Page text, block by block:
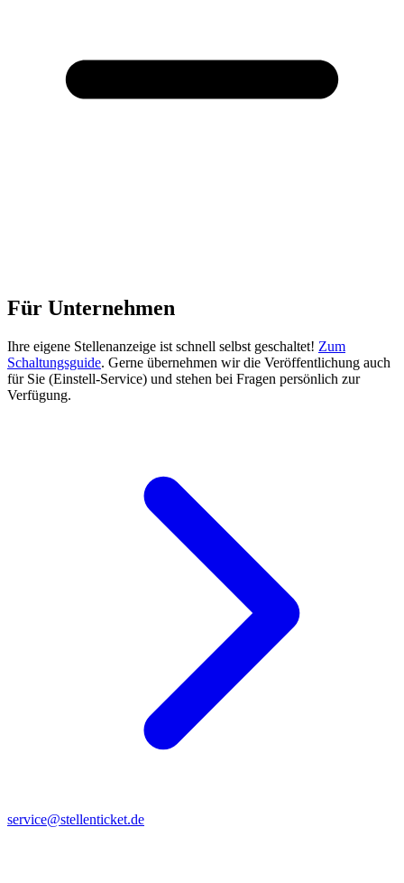
Für Unternehmen
Ihre eigene Stellenanzeige ist schnell selbst geschaltet! Zum
Schaltungsguide. Gerne übernehmen wir die Veröffentlichung auch
für Sie (Einstell-Service) und stehen bei Fragen persönlich zur
Verfügung.
service@stellenticket.de